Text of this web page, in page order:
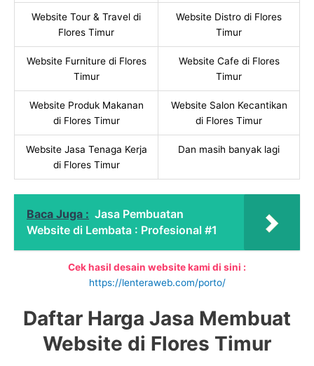
Website Tour & Travel di
Flores Timur
Website Distro di Flores
Timur
Website Furniture di Flores
Timur
Website Cafe di Flores
Timur
Website Produk Makanan
di Flores Timur
Website Salon Kecantikan
di Flores Timur
Website Jasa Tenaga Kerja
di Flores Timur
Dan masih banyak lagi
Baca Juga : Jasa Pembuatan
Website di Lembata : Profesional #1
Cek hasil desain website kami di sini :
https://lenteraweb.com/porto/
Daftar Harga Jasa Membuat
Website di Flores Timur